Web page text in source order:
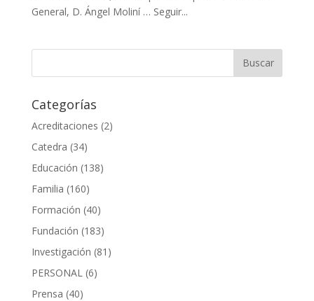
General, D. Ángel Moliní … Seguir...
Categorías
Acreditaciones (2)
Catedra (34)
Educación (138)
Familia (160)
Formación (40)
Fundación (183)
Investigación (81)
PERSONAL (6)
Prensa (40)